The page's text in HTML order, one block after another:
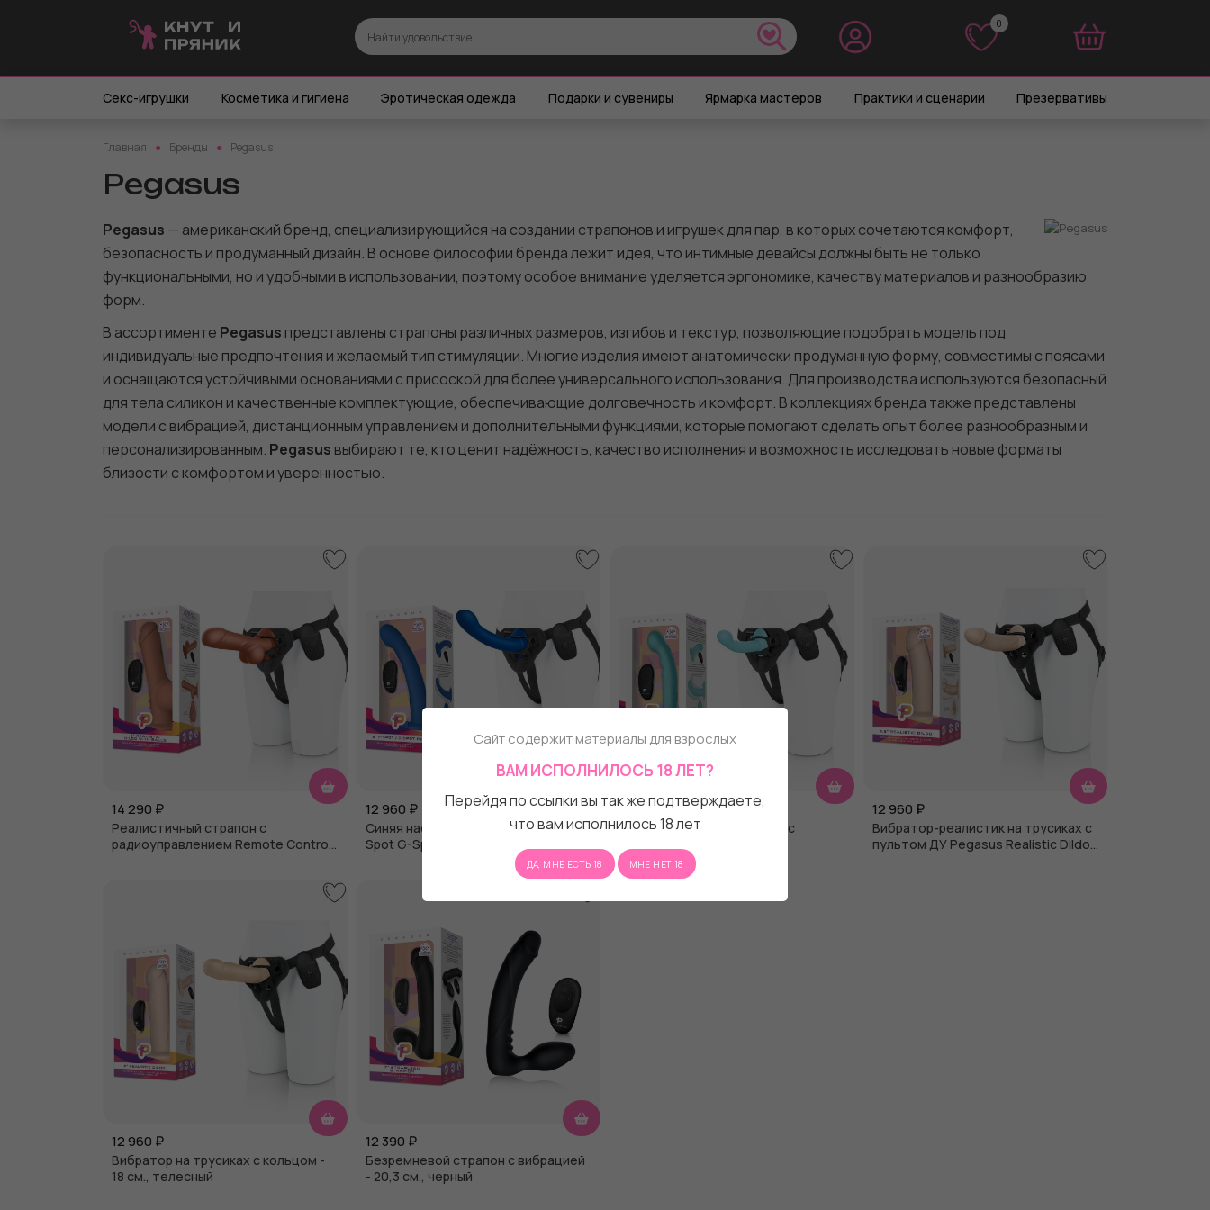
0
Секс-игрушки Косметика и гигиена Эротическая одежда Подарки и сувениры Ярмарка мастеров Практики и сценарии Презервативы
Главная Бренды Pegasus
Pegasus
Pegasus — американский бренд, специализирующийся на создании страпонов и игрушек для пар, в которых сочетаются комфорт,
безопасность и продуманный дизайн. В основе философии бренда лежит идея, что интимные девайсы должны быть не только
функциональными, но и удобными в использовании, поэтому особое внимание уделяется эргономике, качеству материалов и разнообразию
форм.
В ассортименте Pegasus представлены страпоны различных размеров, изгибов и текстур, позволяющие подобрать модель под
индивидуальные предпочтения и желаемый тип стимуляции. Многие изделия имеют анатомически продуманную форму, совместимы с поясами
и оснащаются устойчивыми основаниями с присоской для более универсального использования. Для производства используются безопасный
для тела силикон и качественные комплектующие, обеспечивающие долговечность и комфорт. В коллекциях бренда также представлены
модели с вибрацией, дистанционным управлением и дополнительными функциями, которые помогают сделать опыт более разнообразным и
персонализированным. Pegasus выбирают те, кто ценит надёжность, качество исполнения и возможность исследовать новые форматы
близости с комфортом и уверенностью.
14 290 ₽
Реалистичный страпон с
радиоуправлением Remote Control
12 960 ₽
Синяя насадка Remote Control P-
Spot G-Spot с черными трусиками -
12 960₽
Вибронасадка на трусиках с
12 960 ₽
Вибратор-реалистик на трусиках с
пультом ДУ Pegasus Realistic Dildo
12 960 ₽
Вибратор на трусиках с кольцом -
18 см., телесный
12 390 ₽
Безремневой страпон с вибрацией
- 20,3 см., черный
Сайт содержит материалы для взрослых
ВАМ ИСПОЛНИЛОСЬ 18 ЛЕТ?
Перейдя по ссылки вы так же подтверждаете,
что вам исполнилось 18 лет
ДА, МНЕ ЕСТЬ 18 МНЕ НЕТ 18